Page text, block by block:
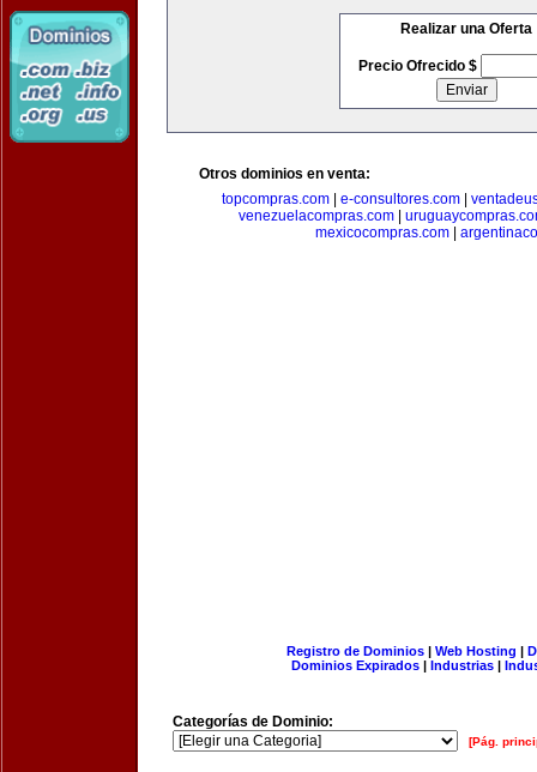
Realizar una Oferta
Precio Ofrecido $
Otros dominios en venta:
topcompras.com
e-consultores.com
venezuelacompras.com|
mexicocompras.com
Registro de Dominios| Web Hosting |
Dominios Expirados | Industrias |
Categorías de Dominio:
[Pág.